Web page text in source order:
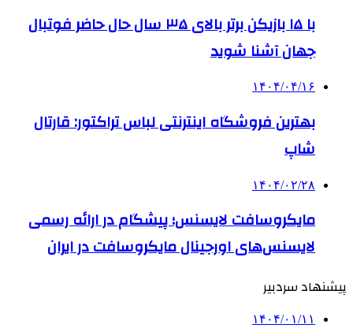
با ۱۵ بازیکن برتر بالای ۳۵ سال حال حاضر فوتبال
جهان آشنا شوید
۱۴۰۴/۰۴/۱۶
بهترین فروشگاه اینترنتی لباس تراکتور: قارتال
شاپ
۱۴۰۴/۰۲/۲۸
مایکروسافت لایسنس؛ پیشگام در ارائه رسمی
لایسنس‌های اورجینال مایکروسافت در ایران
پیشنهاد سردبیر
۱۴۰۴/۰۱/۱۱